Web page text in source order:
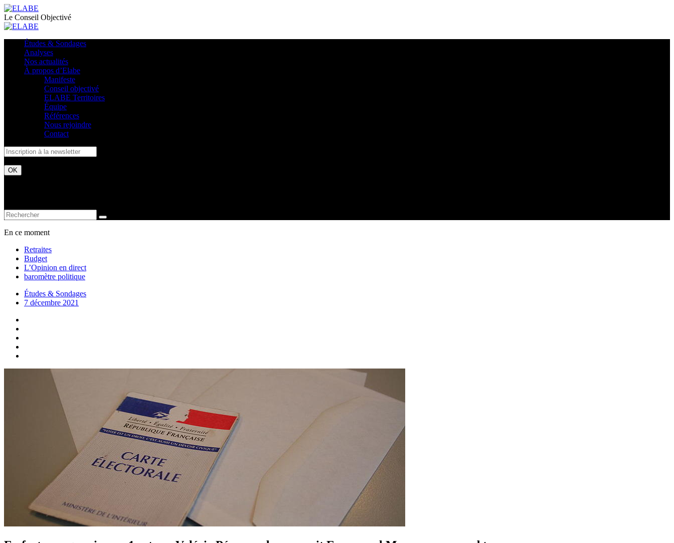
Le Conseil Objectivé
Études & Sondages
Analyses
Nos actualités
À propos d’Elabe
Manifeste
Conseil objectivé
ELABE Territoires
Équipe
Références
Nous rejoindre
Contact
En ce moment
Retraites
Budget
L’Opinion en direct
baromètre politique
Études & Sondages
7 décembre 2021